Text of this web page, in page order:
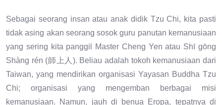
Sebagai seorang insan atau anak didik Tzu Chi, kita pasti
tidak asing akan seorang sosok guru panutan kemanusiaan
yang sering kita panggil Master Cheng Yen atau Shī gōng
Shàng rén (師上人). Beliau adalah tokoh kemanusiaan dari
Taiwan, yang mendirikan organisasi Yayasan Buddha Tzu
Chi; organisasi yang mengemban berbagai misi
kemanusiaan. Namun, jauh di benua Eropa, tepatnya di